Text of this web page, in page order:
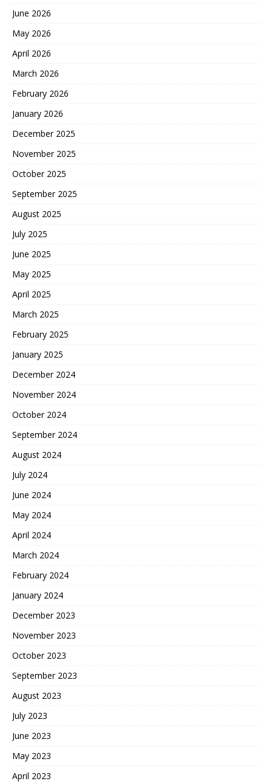
June 2026
May 2026
April 2026
March 2026
February 2026
January 2026
December 2025
November 2025
October 2025
September 2025
August 2025
July 2025
June 2025
May 2025
April 2025
March 2025
February 2025
January 2025
December 2024
November 2024
October 2024
September 2024
August 2024
July 2024
June 2024
May 2024
April 2024
March 2024
February 2024
January 2024
December 2023
November 2023
October 2023
September 2023
August 2023
July 2023
June 2023
May 2023
April 2023